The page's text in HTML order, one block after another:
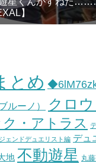
】
とめ
ルーノ） クロ
・アトラス
ェンドデュエリスト編 デュ
地 不動遊星 丸